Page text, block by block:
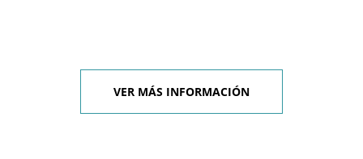
VER MÁS INFORMACIÓN